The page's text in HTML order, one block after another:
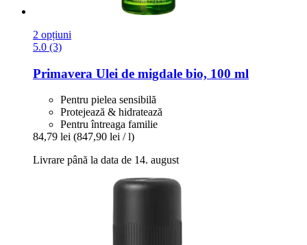
2 opțiuni
5.0 (3)
Primavera Ulei de migdale bio, 100 ml
Pentru pielea sensibilă
Protejează & hidratează
Pentru întreaga familie
84,79 lei (847,90 lei / l)
Livrare până la data de 14. august